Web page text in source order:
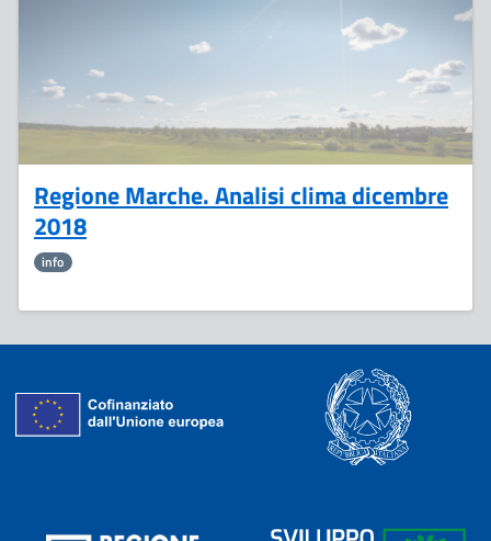
Regione Marche. Analisi clima dicembre
2018
info